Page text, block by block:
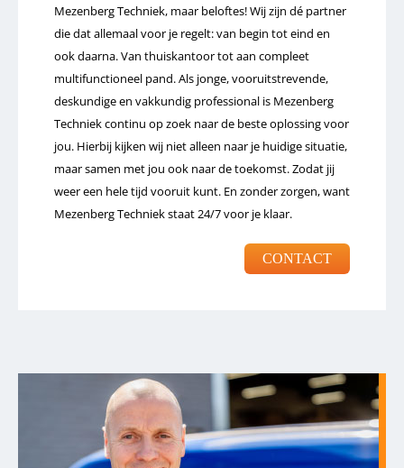
Mezenberg Techniek, maar beloftes! Wij zijn dé partner
die dat allemaal voor je regelt: van begin tot eind en
ook daarna. Van thuiskantoor tot aan compleet
multifunctioneel pand. Als jonge, vooruitstrevende,
deskundige en vakkundig professional is Mezenberg
Techniek continu op zoek naar de beste oplossing voor
jou. Hierbij kijken wij niet alleen naar je huidige situatie,
maar samen met jou ook naar de toekomst. Zodat jij
weer een hele tijd vooruit kunt. En zonder zorgen, want
Mezenberg Techniek staat 24/7 voor je klaar.
CONTACT